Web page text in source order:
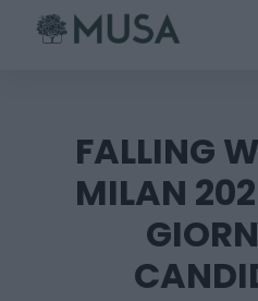
FALLING
MILAN